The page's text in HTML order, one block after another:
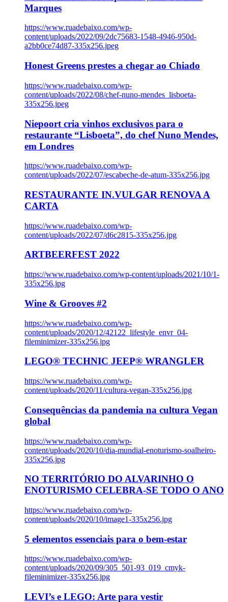
Marques
https://www.ruadebaixo.com/wp-
content/uploads/2022/09/2dc75683-1548-4946-950d-
a2bb0ce74d87-335x256.jpeg
Honest Greens prestes a chegar ao Chiado
https://www.ruadebaixo.com/wp-
content/uploads/2022/08/chef-nuno-mendes_lisboeta-
335x256.jpeg
Niepoort cria vinhos exclusivos para o
restaurante “Lisboeta”, do chef Nuno Mendes,
em Londres
https://www.ruadebaixo.com/wp-
content/uploads/2022/07/escabeche-de-atum-335x256.jpg
RESTAURANTE IN.VULGAR RENOVA A
CARTA
https://www.ruadebaixo.com/wp-
content/uploads/2022/07/d6c2815-335x256.jpg
ARTBEERFEST 2022
https://www.ruadebaixo.com/wp-content/uploads/2021/10/1-
335x256.jpg
Wine & Grooves #2
https://www.ruadebaixo.com/wp-
content/uploads/2020/12/42122_lifestyle_envr_04-
fileminimizer-335x256.jpg
LEGO® TECHNIC JEEP® WRANGLER
https://www.ruadebaixo.com/wp-
content/uploads/2020/11/cultura-vegan-335x256.jpg
Consequências da pandemia na cultura Vegan
global
https://www.ruadebaixo.com/wp-
content/uploads/2020/10/dia-mundial-enoturismo-soalheiro-
335x256.jpg
NO TERRITÓRIO DO ALVARINHO O
ENOTURISMO CELEBRA-SE TODO O ANO
https://www.ruadebaixo.com/wp-
content/uploads/2020/10/image1-335x256.jpg
5 elementos essenciais para o bem-estar
https://www.ruadebaixo.com/wp-
content/uploads/2020/09/305_501-93_019_cmyk-
fileminimizer-335x256.jpg
LEVI’s e LEGO: Arte para vestir